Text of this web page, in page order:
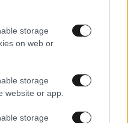
storage
on web or
storage
website or app.
storage